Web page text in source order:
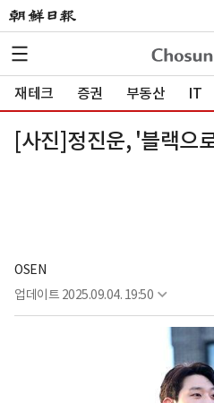
재테크 증권 부동산 IT
[사진]정진운, '블랙으
OSEN
업데이트 2025.09.04. 19:50